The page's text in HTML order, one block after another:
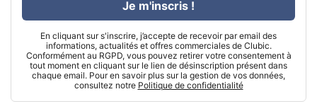
En cliquant sur s'inscrire, j’accepte de recevoir par email des
informations, actualités et offres commerciales de Clubic.
Conformément au RGPD, vous pouvez retirer votre consentement à
tout moment en cliquant sur le lien de désinscription présent dans
chaque email. Pour en savoir plus sur la gestion de vos données,
consultez notre Politique de confidentialité
Je m'inscris !